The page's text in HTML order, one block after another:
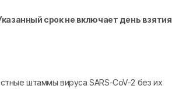
срок не включает день взятия
штаммы вируса SARS-CoV-2 без их